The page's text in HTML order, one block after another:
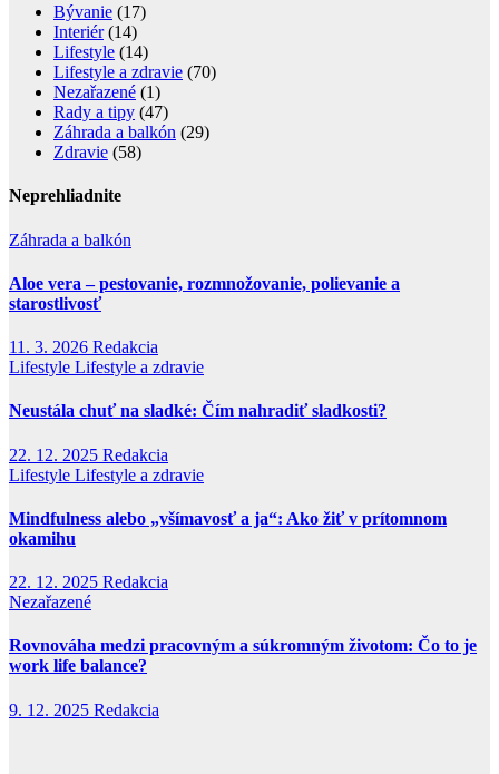
Bývanie (17)
Interiér(14)
Lifestyle (14)
Lifestyle a zdravie (70)
Nezařazené (1)
Rady a tipy (47)
Záhrada a balkón (29)
Zdravie (58)
Neprehliadnite
Záhrada a balkón
Aloe vera – pestovanie, rozmnožovanie, polievanie a
starostlivosť
11. 3. 2026 Redakcia
Lifestyle Lifestyle a zdravie
Neustála chuť na sladké: Čím nahradiť sladkosti?
22. 12. 2025 Redakcia
Lifestyle Lifestyle a zdravie
Mindfulness alebo „všímavosť a ja“: Ako žiť v prítomnom
okamihu
22. 12. 2025 Redakcia
Nezařazené
Rovnováha medzi pracovným a súkromným životom: Čo to je
work life balance?
9. 12. 2025 Redakcia